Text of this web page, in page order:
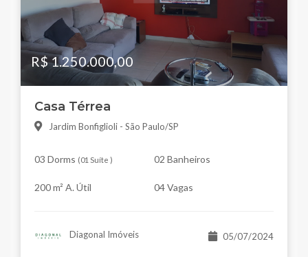
R$ 1.250.000,00
Casa Térrea
Jardim Bonfiglioli - São Paulo/SP
03 Dorms (01 Suíte ) 02 Banheiros
200 m² A. Útil 04 Vagas
Diagonal Imóveis 05/07/2024